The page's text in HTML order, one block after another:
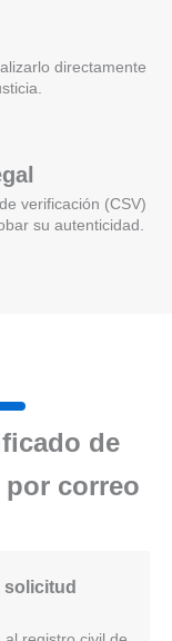
directamente
verificación (CSV)
su autenticidad.
de
correo
solicitud